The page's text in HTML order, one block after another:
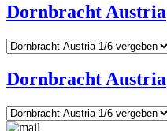
Dornbracht Austria
Dornbracht Austria